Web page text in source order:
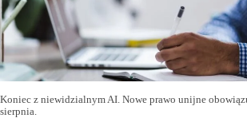
Koniec z niewidzialnym AI. Nowe prawo unijne
sierpnia.